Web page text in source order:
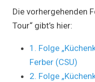
Die vorhergehenden
Tour“ gibt’s hier:
1. Folge
Ferber (CSU)
2. Folge